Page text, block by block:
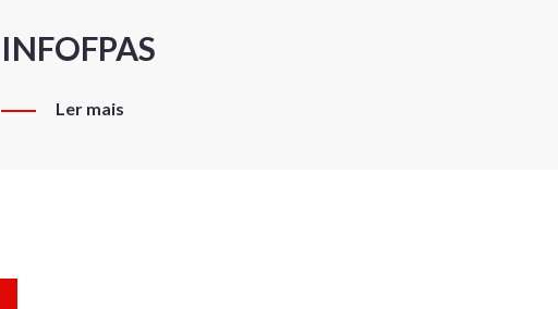
INFOFPAS
Ler mais